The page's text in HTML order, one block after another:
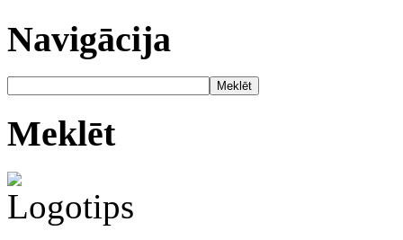
Navigācija
Meklēt
Meklēt